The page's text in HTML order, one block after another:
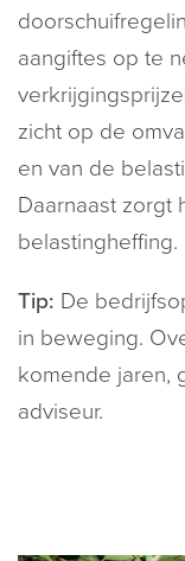
aangiftes op te
zicht op de
en van de
Daarnaast zorgt
belastingheffing.
Tip: De
in beweging.
komende jaren,
adviseur.